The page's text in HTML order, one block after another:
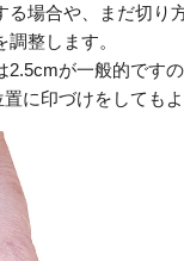
る場合や、まだ切り
整します。
2.5cmが一般的です
に印づけをしてもよ